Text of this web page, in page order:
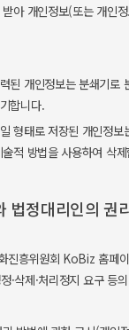
아 개인정보(또는 개인
된 개인정보는 분쇄기로
합니다.
형태로 저장된 개인정보
적 방법을 사용하여 삭
법정대리인의 권
진흥위원회 KoBiz 홈페
·삭제·처리정지 요구 등